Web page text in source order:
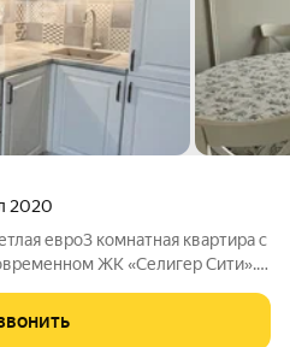
2020
евро3 комнатная квартира с
ЖК «Селигер Сити».
комнаты выходят на разные